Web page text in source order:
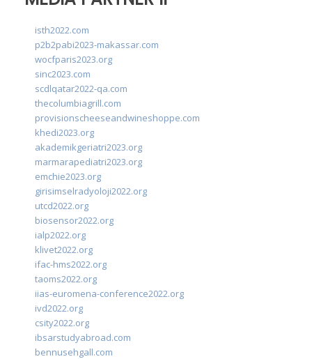
isth2022.com
p2b2pabi2023-makassar.com
wocfparis2023.org
sinc2023.com
scdlqatar2022-qa.com
thecolumbiagrill.com
provisionscheeseandwineshoppe.com
khedi2023.org
akademikgeriatri2023.org
marmarapediatri2023.org
emchie2023.org
girisimselradyoloji2022.org
utcd2022.org
biosensor2022.org
ialp2022.org
klivet2022.org
ifac-hms2022.org
taoms2022.org
iias-euromena-conference2022.org
ivd2022.org
csity2022.org
ibsarstudyabroad.com
bennusehgall.com